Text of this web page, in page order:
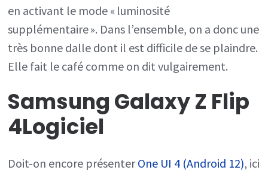
en activant le mode « luminosité
supplémentaire ». Dans l’ensemble, on a donc une
très bonne dalle dont il est difficile de se plaindre.
Elle fait le café comme on dit vulgairement.
Samsung Galaxy Z Flip
4Logiciel
Doit-on encore présenterOne UI 4 (Android 12), ici